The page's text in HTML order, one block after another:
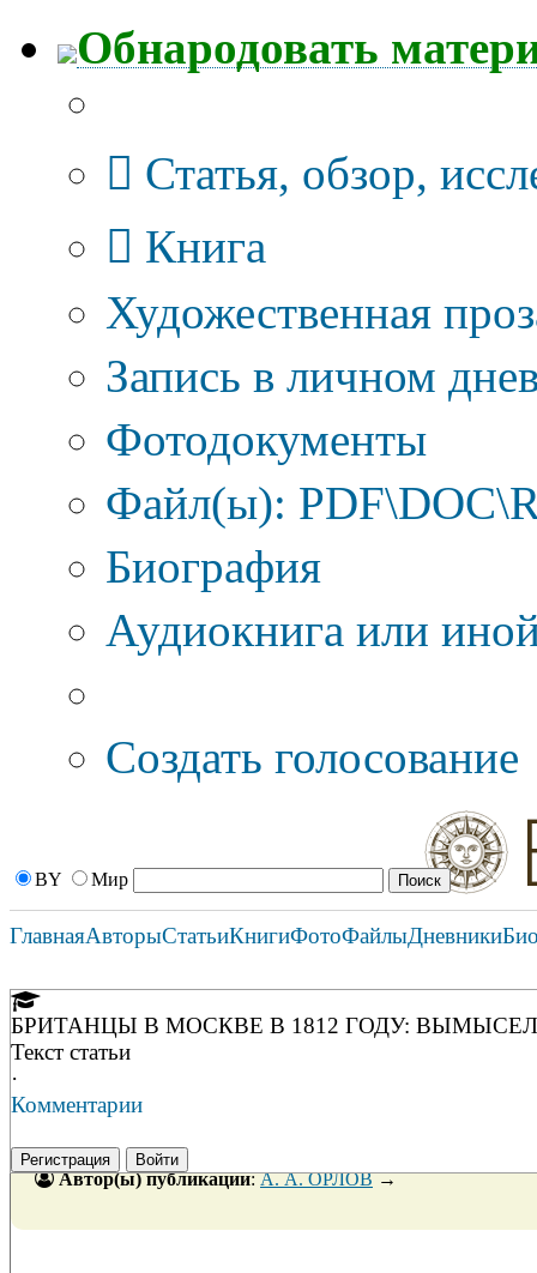
Обнародовать
Статья, обзор,
Книга
Художественная
Запись в личном
Фотодокументы
Файл(ы):
Биография
Аудиокнига или
Создать голосование
BY Мир
ГлавнаяАвторыСтатьиКнигиФотоФайлыДневники
БРИТАНЦЫ В МОСКВЕ В 1812 ГОДУ:
Текст статьи
·
Комментарии
Регистрация Войти
Автор(ы) публикации:А. А. ОРЛОВ→